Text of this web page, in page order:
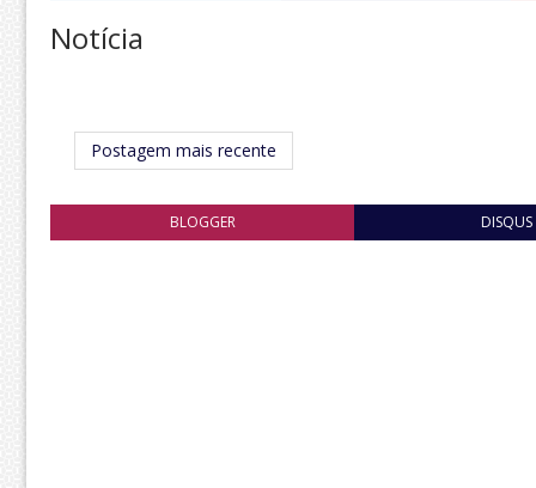
Notícia
Postagem mais recente
BLOGGER DISQUS